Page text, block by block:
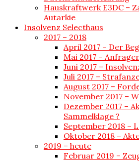
Hauskraftwerk E3DC –
Autarkie
Insolvenz Selecthaus
2017 – 2018
April 2017 – Der
Mai 2017 –
Juni 2017 –
Juli 2017 –
August 2017 –
November 2017 –
Dezember 2017 –
Sammelklage ?
September 2018 –
Oktober 2018 –
2019 – heute
Februar 2019 –